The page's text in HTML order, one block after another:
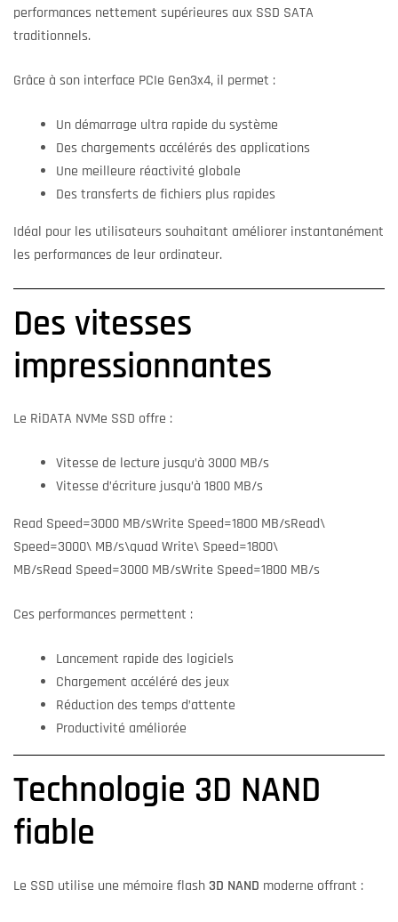
performances nettement supérieures aux SSD SATA
traditionnels.
Grâce à son interface PCIe Gen3x4, il permet :
Un démarrage ultra rapide du système
Des chargements accélérés des applications
Une meilleure réactivité globale
Des transferts de fichiers plus rapides
Idéal pour les utilisateurs souhaitant améliorer instantanément
les performances de leur ordinateur.
Des vitesses
impressionnantes
Le RiDATA NVMe SSD offre :
Vitesse de lecture jusqu’à 3000 MB/s
Vitesse d’écriture jusqu’à 1800 MB/s
Read Speed=3000 MB/sWrite Speed=1800 MB/sRead\
Speed=3000\ MB/s\quad Write\ Speed=1800\
MB/sRead Speed=3000 MB/sWrite Speed=1800 MB/s
Ces performances permettent :
Lancement rapide des logiciels
Chargement accéléré des jeux
Réduction des temps d’attente
Productivité améliorée
Technologie 3D NAND
fiable
Le SSD utilise une mémoire flash3D NAND moderne offrant :